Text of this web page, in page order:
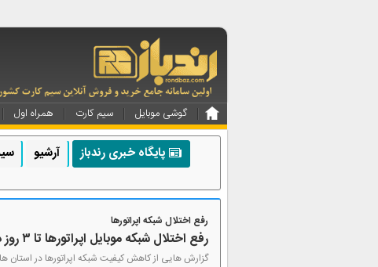
گوشی موبایل سیم کارت همراه اول
پایگاه خبری رندباز آرشیو
رفع اختلال شبکه اپراتورها
رفع اختلال شبکه موبایل اپراتورها تا ۳ روز دیگر
گزارش ‌هایی از کاهش کیفیت شبکه اپراتورها در استان